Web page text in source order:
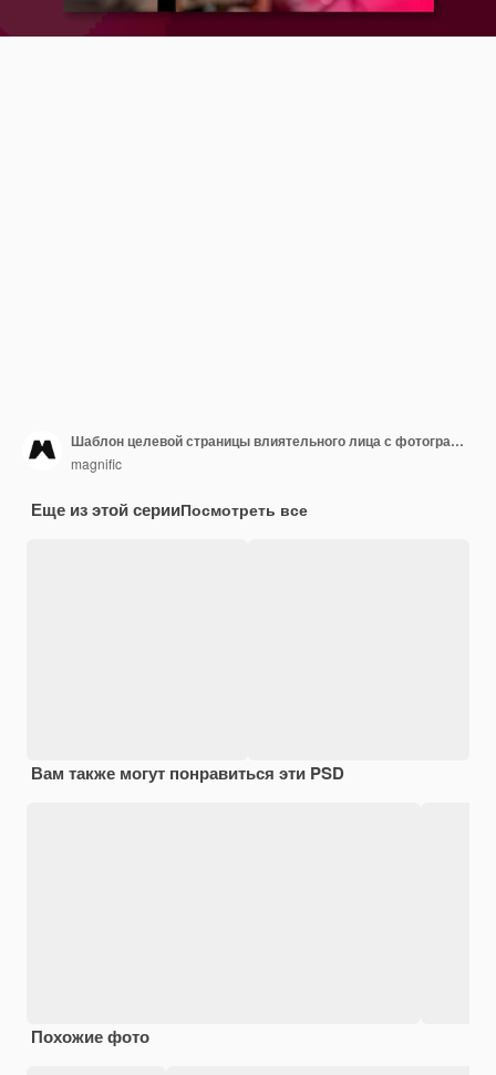
Шаблон целевой страницы влиятельного лица с фотографией
magnific
Еще из этой серииПосмотреть все
Вам также могут понравиться эти PSD
Похожие фото